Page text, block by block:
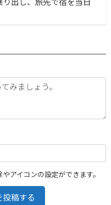
アイコンの設定ができます。
投稿する